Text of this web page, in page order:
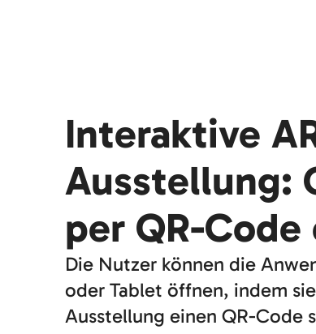
Interaktive
Ausstellung:
per QR-
Die Nutzer können die
oder Tablet öffnen, indem
Ausstellung einen QR-Code